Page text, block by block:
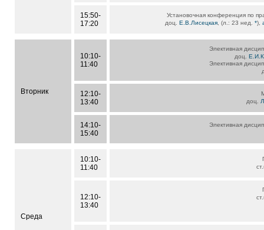
15:50-
17:20
Установочная конференция по
доц.Е.В.Лисецкая , (л.: 23 нед.*),
Вторник
10:10-
11:40
Элективная
доц.
Элективная
12:10-
13:40
доц.
14:10-
15:40
Элективная
Среда
10:10-
11:40
12:10-
13:40